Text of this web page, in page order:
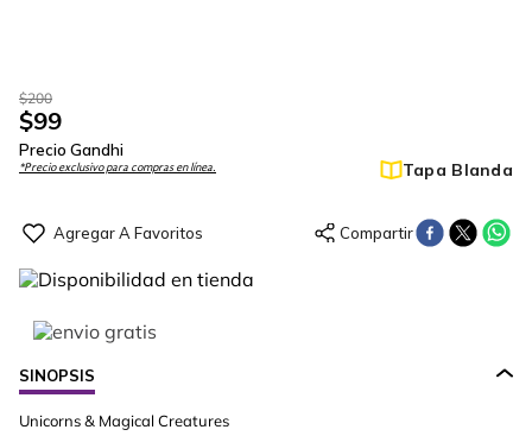
$200
$99
Precio Gandhi
*Precio exclusivo para compras en línea. Tapa Blanda
SINOPSIS
Unicorns & Magical Creatures